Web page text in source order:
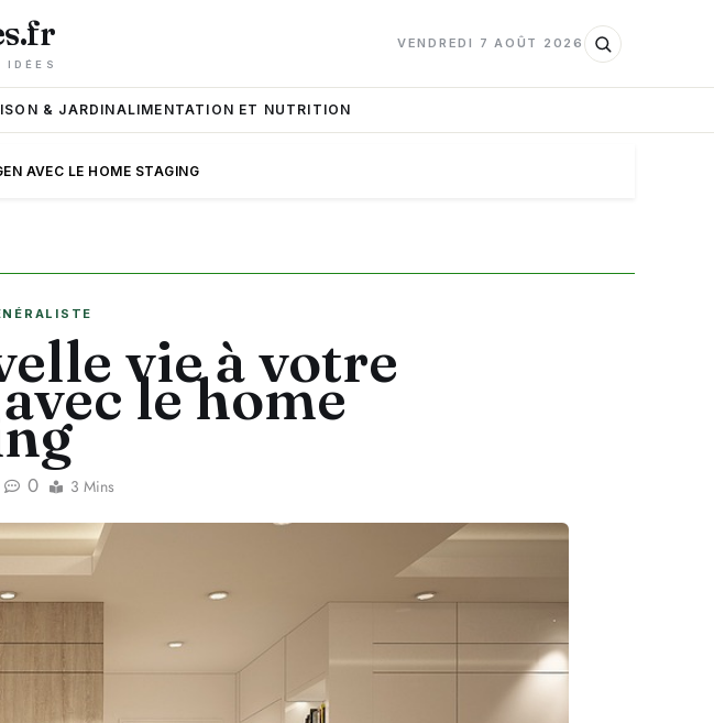
IDÉES
VENDREDI 7 AOÛT 2026
& JARDINALIMENTATION ET NUTRITION
AVEC LE HOME STAGING
vie à votre
le home
0 3 Mins